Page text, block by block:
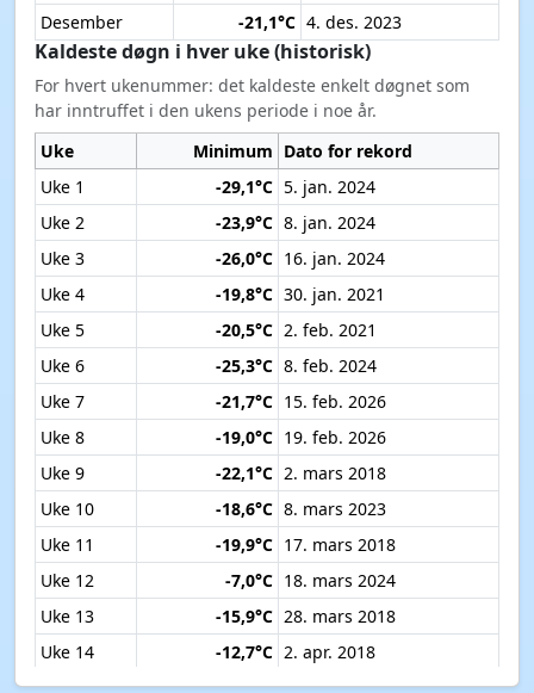
Desember
-21,1°C 4. des. 2023
Kaldeste døgn i hver uke (historisk)
For hvert ukenummer: det kaldeste enkelt døgnet som
har inntruffet i den ukens periode i noe år.
Uke
Minimum Dato for rekord
Uke 1
-29,1°C 5. jan. 2024
Uke 2
-23,9°C 8. jan. 2024
Uke 3
-26,0°C 16. jan. 2024
Uke 4
-19,8°C 30. jan. 2021
Uke 5
-20,5°C 2. feb. 2021
Uke 6
-25,3°C 8. feb. 2024
Uke 7
-21,7°C 15. feb. 2026
Uke 8
-19,0°C 19. feb. 2026
Uke 9
-22,1°C 2. mars 2018
Uke 10
-18,6°C 8. mars 2023
Uke 11
-19,9°C 17. mars 2018
Uke 12
-7,0°C 18. mars 2024
Uke 13
-15,9°C 28. mars 2018
Uke 14
-12,7°C 2. apr. 2018
Uke 15
-7,7°C 11. apr. 2019